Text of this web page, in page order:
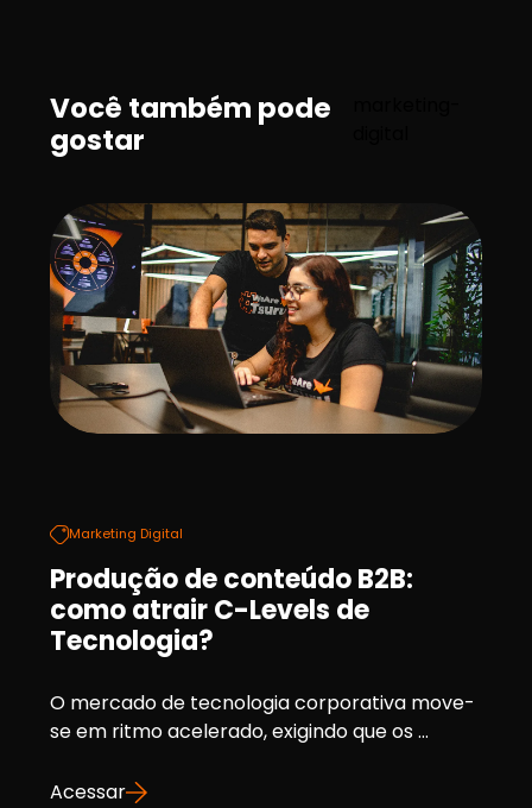
Você também pode
gostar
Marketing Digital
Produção de conteúdo B2B:
como atrair C-Levels de
Tecnologia?
O mercado de tecnologia corporativa move-
se em ritmo acelerado, exigindo que os ...
Acessar